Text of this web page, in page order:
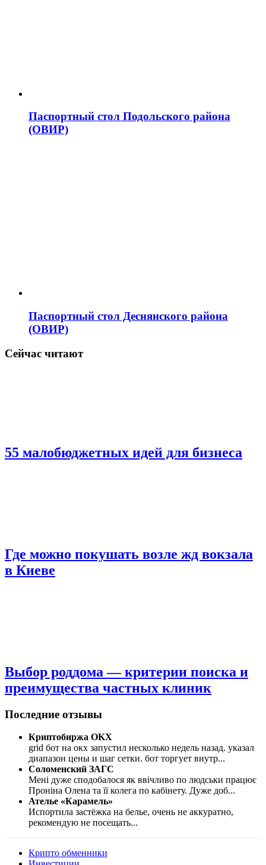
Паспортный стол Подольского района
(ОВИР)
Паспортный стол Деснянского района
(ОВИР)
Сейчас читают
55 малобюджетных идей для бизнеса
Где можно покушать возле жд вокзала
в Киеве
Выбор роддома — критерии поиска и
преимущества частных клиник
Последние отзывы
Криптобиржа OKX
grid бот на окх запустил несколько недель назад. указал
диапазон цены и шаг сетки. бот торгует внутр...
Соломенский ЗАГС
Мені дуже сподобалося як ввічливо по людськи працює
Проніна Олена та її колега по кабінету. Дуже доб...
Ателье «Карамель»
Испортила застёжка на белье, очень не аккуратно,
рекомендую не посещать...
Крипто обменники